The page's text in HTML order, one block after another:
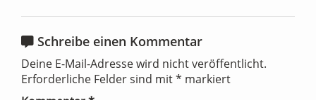
Schreibe einen Kommentar
Deine E-Mail-Adresse wird nicht veröffentlicht.
Erforderliche Felder sind mit* markiert